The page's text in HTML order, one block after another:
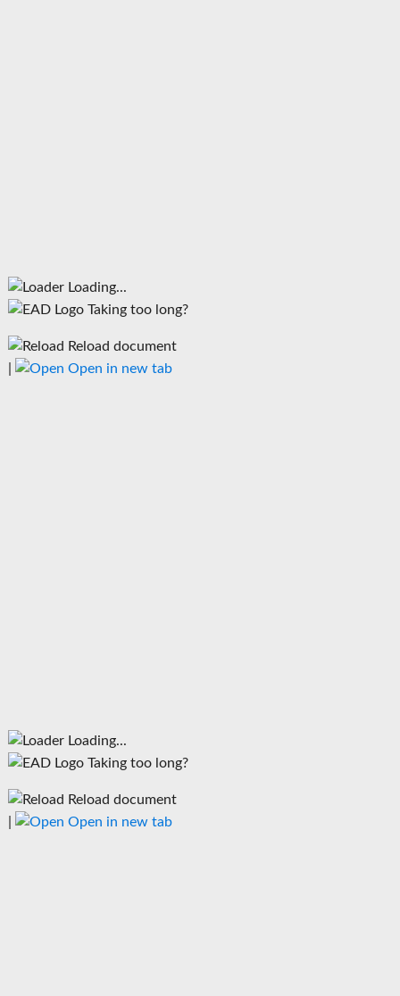
Loading...
Taking too long?
Reload document
Open in new tab
Loading...
Taking too long?
Reload document
Open in new tab